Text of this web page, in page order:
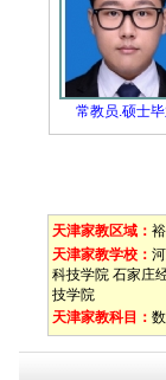
常教员.硕士
天津家教区域：
天津家教学校：
科技学院 石家庄
技学院
天津家教科目：